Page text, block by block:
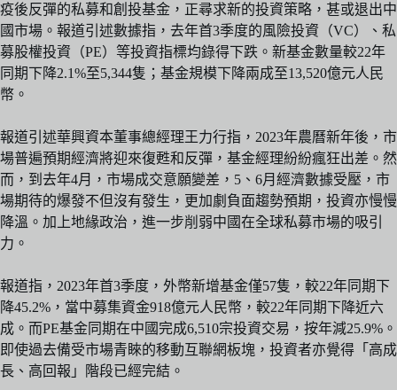
疫後反彈的私募和創投基金，正尋求新的投資策略，甚或退出中
國市場。報道引述數據指，去年首3季度的風險投資（VC）、私
募股權投資（PE）等投資指標均錄得下跌。新基金數量較22年
同期下降2.1%至5,344隻；基金規模下降兩成至13,520億元人民
幣。
報道引述華興資本董事總經理王力行指，2023年農曆新年後，市
場普遍預期經濟將迎來復甦和反彈，基金經理紛紛瘋狂出差。然
而，到去年4月，市場成交意願變差，5、6月經濟數據受壓，市
場期待的爆發不但沒有發生，更加劇負面趨勢預期，投資亦慢慢
降溫。加上地緣政治，進一步削弱中國在全球私募市場的吸引
力。
報道指，2023年首3季度，外幣新增基金僅57隻，較22年同期下
降45.2%，當中募集資金918億元人民幣，較22年同期下降近六
成。而PE基金同期在中國完成6,510宗投資交易，按年減25.9%。
即使過去備受市場青睞的移動互聯網板塊，投資者亦覺得「高成
長、高回報」階段已經完結。